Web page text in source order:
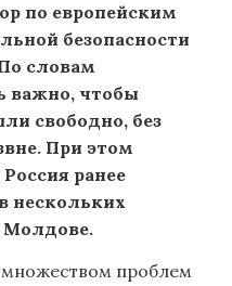
по европейским
безопасности
словам
важно, чтобы
свободно, без
При этом
ранее
нескольких
Молдове.
множеством проблем